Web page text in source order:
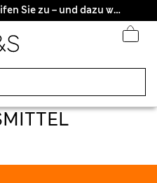
Lust auf 15 % Rabatt? Greifen Sie zu – und dazu weitere exklusive Prämien, wenn Sie Mitglied bei Sparks werden